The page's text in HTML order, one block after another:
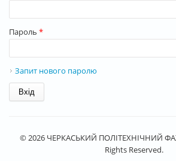
Пароль *
Запит нового паролю
© 2026 ЧЕРКАСЬКИЙ ПОЛІТЕХНІЧНИЙ
Rights Reserved.